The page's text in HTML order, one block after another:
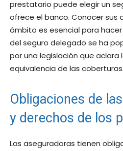
prestatario puede elegir un
ofrece el banco. Conocer sus
ámbito es esencial para hacer
del seguro delegado se ha
por una legislación que aclara
equivalencia de las coberturas.
Obligaciones de
y derechos de los
Las aseguradoras tienen